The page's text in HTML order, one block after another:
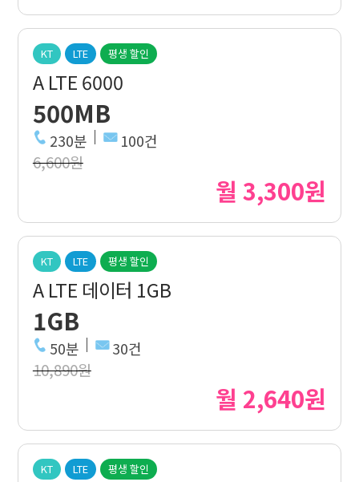
KT LTE 평생 할인
A LTE 6000
500MB
230분 100건
6,600원
월 3,300원
KT LTE 평생 할인
A LTE 데이터 1GB
1GB
50분 30건
10,890원
월 2,640원
KT LTE 평생 할인